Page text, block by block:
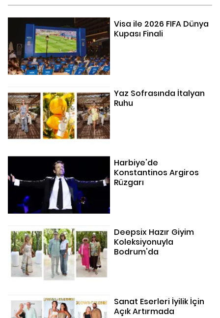
Visa ile 2026 FIFA Dünya
Kupası Finali
Yaz Sofrasında İtalyan
Ruhu
Harbiye'de
Konstantinos Argiros
Rüzgarı
Deepsix Hazır Giyim
Koleksiyonuyla
Bodrum'da
Sanat Eserleri İyilik İçin
Açık Artırmada